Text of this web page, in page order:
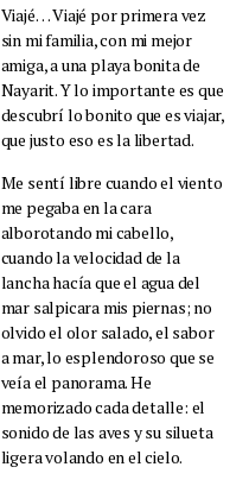
Viajé… Viajé por primera vez
sin mi familia, con mi mejor
amiga, a una playa bonita de
Nayarit. Y lo importante es que
descubrí lo bonito que es viajar,
que justo eso es la libertad.
Me sentí libre cuando el viento
me pegaba en la cara
alborotando mi cabello,
cuando la velocidad de la
lancha hacía que el agua del
mar salpicara mis piernas; no
olvido el olor salado, el sabor
a mar, lo esplendoroso que se
veía el panorama. He
memorizado cada detalle: el
sonido de las aves y su silueta
ligera volando en el cielo.